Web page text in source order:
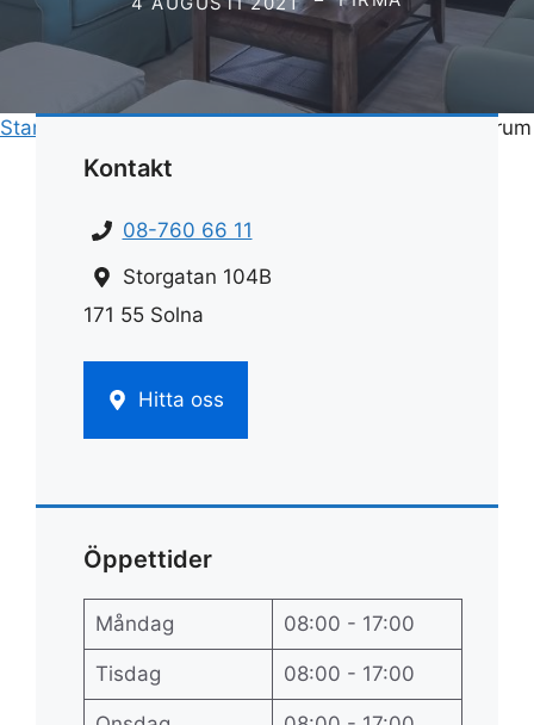
Start Bästa rengöringsmedlet för badrum
Kontakt
08-760 66 11
Storgatan 104B
171 55 Solna
Hitta oss
Öppettider
Måndag 08:00 - 17:00
Tisdag 08:00 - 17:00